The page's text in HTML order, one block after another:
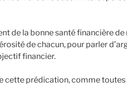
de la bonne santé financière de
de chacun, pour parler
financier.
cette prédication, comme toutes